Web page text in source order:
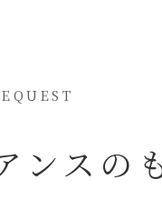
ンスの